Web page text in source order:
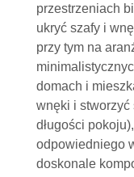
przestrzeniach
ukryć szafy i
przy tym na
domach i
wnęki i stworzyć
długości
odpowiedniego
doskonale